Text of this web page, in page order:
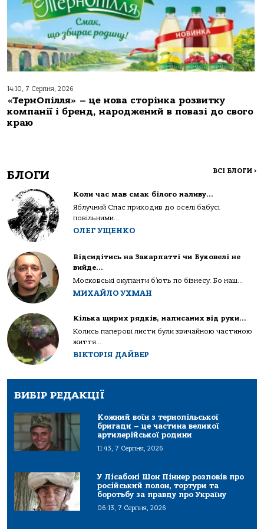
14:10, 7 Серпня, 2026
«ТернОпілля» – це нова сторінка розвитку
компанії і бренд, народжений в повазі до свого
краю
БЛОГИ ВСІ БЛОГИ >
Коли час мав смак білого наливу…
Яблучний Спас приходив до оселі бабусі
повільними...
ОЛЕГ УЩЕНКО
Відсидітись на Закарпатті чи Буковелі не
вийде…
Московські окупанти б’ють по бізнесу. Бо наш...
МИХАЙЛО УХМАН
Кілька щирих рядків, написаних від руки…
Колись паперові листи були звичайною частиною
життя...
ВІКТОРІЯ ДАЙВЕР
ВИБІР РЕДАКЦІЇ
Кожний воїн з тернопільської
бригади – це частина великої
артилерійської родини
11:43, 7 Серпня, 2026
У Лісабоні Шон Піннер розповів про
російський полон, тортури та
боротьбу за правду про Україну
06:13, 7 Серпня, 2026